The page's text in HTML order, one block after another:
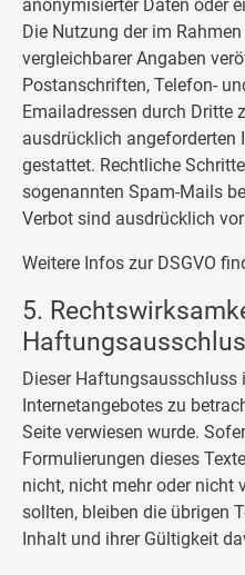
anonymisierter Daten oder
Die Nutzung der im
vergleichbarer Angaben
Postanschriften, Telefon-
Emailadressen durch Dritte
ausdrücklich
gestattet. Rechtliche
sogenannten Spam-Mails
Verbot sind ausdrücklich
Weitere Infos zur DSGVO
5.
Dieser Haftungsausschluss
Internetangebotes zu
Seite verwiesen wurde.
Formulierungen dieses
nicht, nicht mehr oder nicht
sollten, bleiben die übrigen
Inhalt und ihrer Gültigkeit